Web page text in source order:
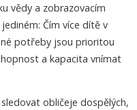
vědy a zobrazovacím
Čím více dítě v
potřeby jsou prioritou
a kapacita vnímat
obličeje dospělých,